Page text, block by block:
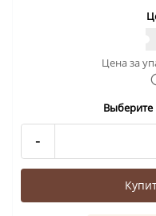
Цена за
Выберите
-